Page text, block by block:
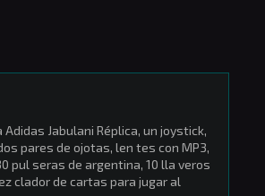
Jabulani Réplica, un joystick,
pares de ojotas, len tes con MP3,
pul seras de argentina, 10 lla veros
clador de cartas para jugar al